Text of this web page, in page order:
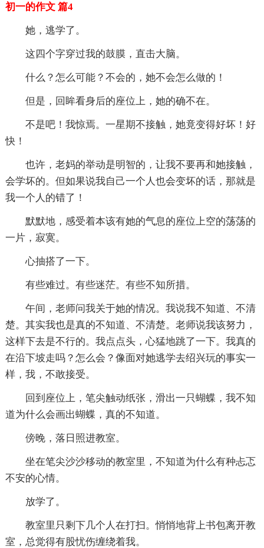
初一的作文 篇4
她，逃学了。
这四个字穿过我的鼓膜，直击大脑。
什么？怎么可能？不会的，她不会怎么做的！
但是，回眸看身后的座位上，她的确不在。
不是吧！我惊焉。一星期不接触，她竟变得好坏！好
快！
也许，老妈的举动是明智的，让我不要再和她接触，
会学坏的。但如果说我自己一个人也会变坏的话，那就是
我一个人的错了！
默默地，感受着本该有她的气息的座位上空的荡荡的
一片，寂寞。
心抽搭了一下。
有些难过。有些迷茫。有些不知所措。
午间，老师问我关于她的情况。我说我不知道、不清
楚。其实我也是真的不知道、不清楚。老师说我该努力，
这样下去是不行的。我点点头，心猛地跳了一下。我真的
在沿下坡走吗？怎么会？像面对她逃学去绍兴玩的事实一
样，我，不敢接受。
回到座位上，笔尖触动纸张，滑出一只蝴蝶，我不知
道为什么会画出蝴蝶，真的不知道。
傍晚，落日照进教室。
坐在笔尖沙沙移动的教室里，不知道为什么有种忐忑
不安的心情。
放学了。
教室里只剩下几个人在打扫。悄悄地背上书包离开教
室，总觉得有股忧伤缠绕着我。